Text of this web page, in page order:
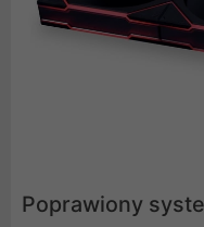
Poprawiony